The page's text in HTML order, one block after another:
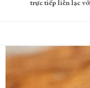
trực tiếp liên lạc